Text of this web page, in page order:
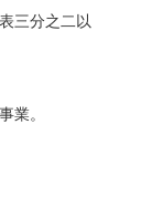
三分之二以
業。